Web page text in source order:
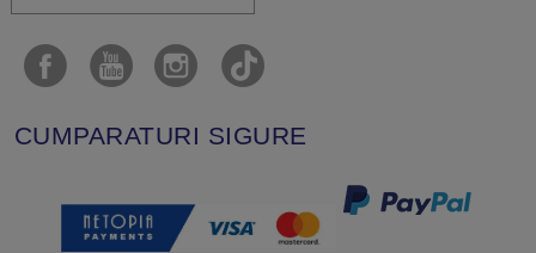
CUMPARATURI SIGURE